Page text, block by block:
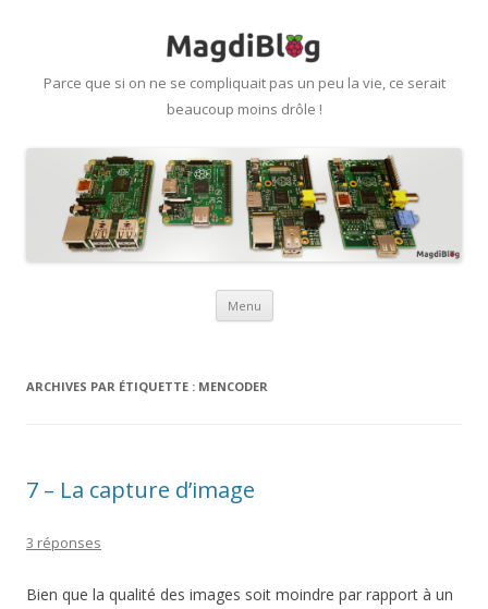
Parce que si on ne se compliquait pas un peu la vie, ce serait
beaucoup moins drôle !
Menu Aller
ARCHIVES PAR ÉTIQUETTE : MENCODER
7 – La capture d’image
3 réponses
Bien que la qualité des images soit moindre par rapport à un